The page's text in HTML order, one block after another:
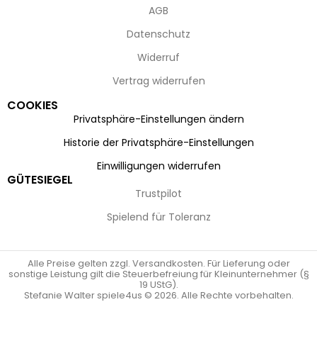
AGB
Datenschutz
Widerruf
Vertrag widerrufen
COOKIES
Privatsphäre-Einstellungen ändern
Historie der Privatsphäre-Einstellungen
Einwilligungen widerrufen
GÜTESIEGEL
Trustpilot
Spielend für Toleranz
Alle Preise gelten zzgl. Versandkosten. Für Lieferung oder
sonstige Leistung gilt die Steuerbefreiung für Kleinunternehmer (§
19 UStG).
Stefanie Walter spiele4us © 2026. Alle Rechte vorbehalten.